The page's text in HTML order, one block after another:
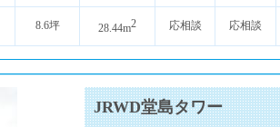
8.6坪 28.44m2 応相談 応相談
JRWD堂島タワー